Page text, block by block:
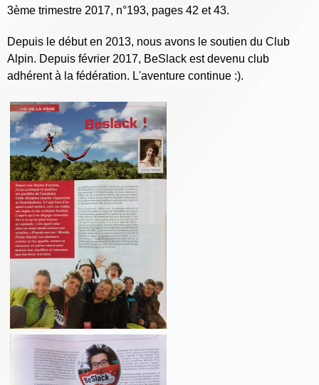
3ème trimestre 2017, n°193, pages 42 et 43.
Depuis le début en 2013, nous avons le soutien du Club
Alpin. Depuis février 2017, BeSlack est devenu club
adhérent à la fédération. L'aventure continue :).